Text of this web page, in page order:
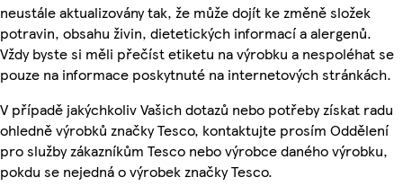
neustále aktualizovány tak, že může dojít ke změně složek
potravin, obsahu živin, dietetických informací a alergenů.
Vždy byste si měli přečíst etiketu na výrobku a nespoléhat se
pouze na informace poskytnuté na internetových stránkách.
V případě jakýchkoliv Vašich dotazů nebo potřeby získat radu
ohledně výrobků značky Tesco, kontaktujte prosím Oddělení
pro služby zákazníkům Tesco nebo výrobce daného výrobku,
pokdu se nejedná o výrobek značky Tesco.